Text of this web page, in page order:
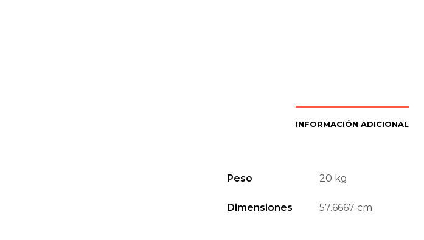
INFORMACIÓN ADICIONAL
Peso 20 kg
Dimensiones 57.6667 cm